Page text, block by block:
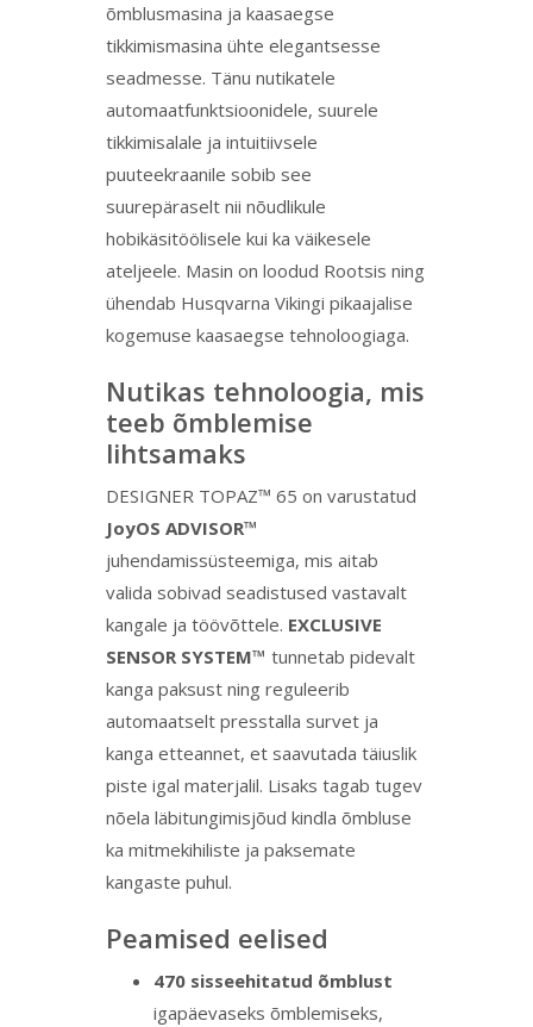
õmblusmasina ja kaasaegse
tikkimismasina ühte elegantsesse
seadmesse. Tänu nutikatele
automaatfunktsioonidele, suurele
tikkimisalale ja intuitiivsele
puuteekraanile sobib see
suurepäraselt nii nõudlikule
hobikäsitöölisele kui ka väikesele
ateljeele. Masin on loodud Rootsis ning
ühendab Husqvarna Vikingi pikaajalise
kogemuse kaasaegse tehnoloogiaga.
Nutikas tehnoloogia, mis
teeb õmblemise
lihtsamaks
DESIGNER TOPAZ™ 65 on varustatud
JoyOS ADVISOR™
juhendamissüsteemiga, mis aitab
valida sobivad seadistused vastavalt
kangale ja töövõttele. EXCLUSIVE
SENSOR SYSTEM™ tunnetab pidevalt
kanga paksust ning reguleerib
automaatselt presstalla survet ja
kanga etteannet, et saavutada täiuslik
piste igal materjalil. Lisaks tagab tugev
nõela läbitungimisjõud kindla õmbluse
ka mitmekihiliste ja paksemate
kangaste puhul.
Peamised eelised
470 sisseehitatud õmblust
igapäevaseks õmblemiseks,